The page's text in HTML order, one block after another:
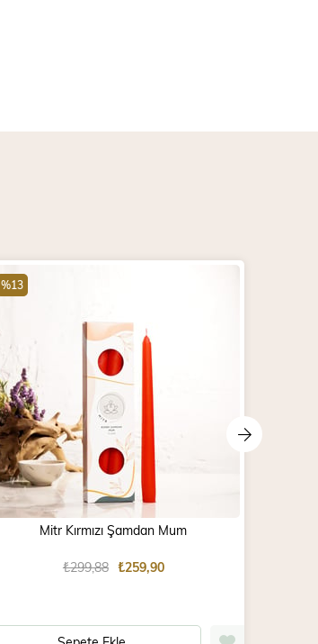
Mitr Kırmızı Şamdan Mum
₺259,90
₺299,88
%13